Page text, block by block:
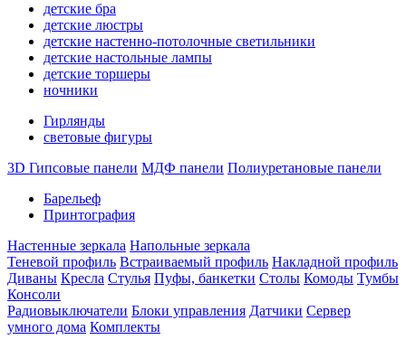
детские бра
детские люстры
детские настенно-потолочные светильники
детские настольные лампы
детские торшеры
ночники
Гирлянды
световые фигуры
3D Гипсовые панели МДФ панели Полиуретановые панели
Барельеф
Принтография
Настенные зеркала Напольные зеркала
Теневой профиль Встраиваемый профиль Накладной профиль
Диваны Кресла Стулья Пуфы, банкетки Столы Комоды Тумбы
Консоли
Радиовыключатели Блоки управления Датчики Сервер
умного дома Комплекты